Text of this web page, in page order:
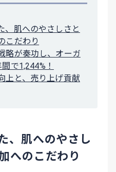
、肌へのやさしさと
こだわり
略が奏功し、オーガ
で1,244%！
上と、売り上げ貢献
、肌へのやさし
へのこだわり